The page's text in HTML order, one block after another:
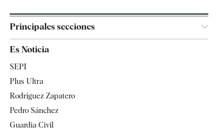
Principales secciones
España
Televisión
Es Noticia
SEPI
Plus Ultra
Rodríguez Zapatero
Pedro Sánchez
Guardia Civil